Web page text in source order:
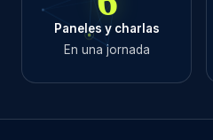
Paneles y charlas
En una jornada